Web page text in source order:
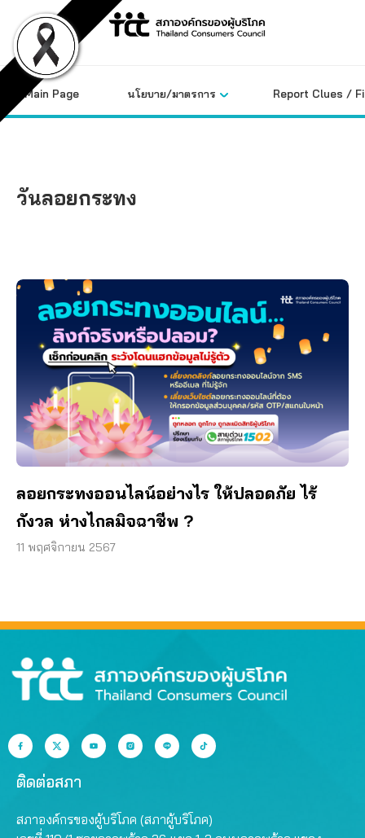
content
Main Page นโยบาย/มาตรการ Report Clues /
วันลอยกระทง
ลอยกระทงออนไลน์อย่างไร ให้ปลอดภัย ไร้
กังวล ห่างไกลมิจฉาชีพ ?
11 พฤศจิกายน 2567
ติดต่อสภา
สภาองค์กรของผู้บริโภค (สภาผู้บริโภค)